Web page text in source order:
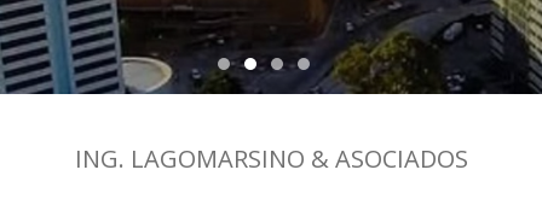
ING. LAGOMARSINO & ASOCIADOS